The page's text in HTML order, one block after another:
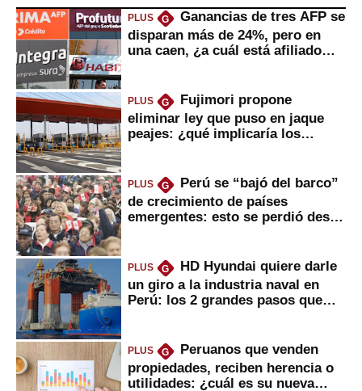
PLUS G
Ganancias de tres AFP se
disparan más de 24%, pero en
una caen, ¿a cuál está afiliado
PLUS G
Fujimori propone
eliminar ley que puso en jaque
peajes: ¿qué implicaría los
PLUS G
Perú se “bajó del barco”
de crecimiento de países
emergentes: esto se perdió desde
PLUS G
HD Hyundai quiere darle
un giro a la industria naval en
Perú: los 2 grandes pasos que
PLUS G
Peruanos que venden
propiedades, reciben herencia o
utilidades: ¿cuál es su nueva